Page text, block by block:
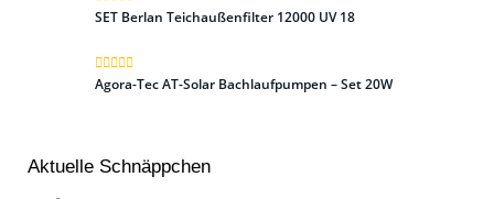
SET Berlan Teichaußenfilter 12000 UV 18
Agora-Tec AT-Solar Bachlaufpumpen – Set 20W
Aktuelle Schnäppchen